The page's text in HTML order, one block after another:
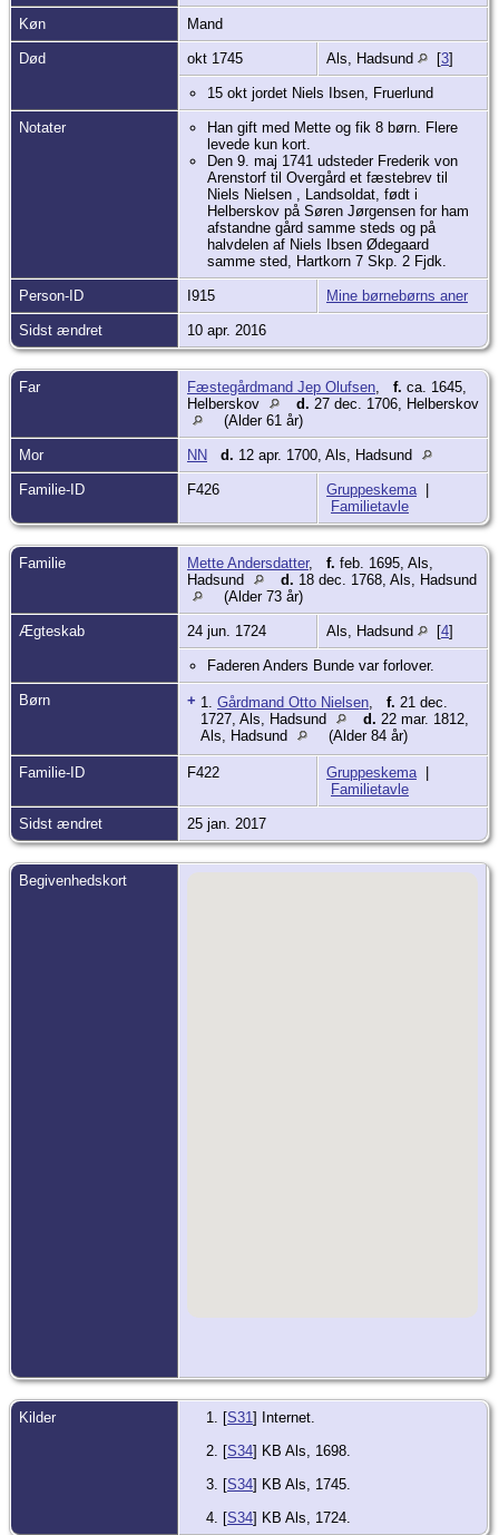
Køn Mand
Død okt 1745 Als, Hadsund [3]
15 okt jordet Niels Ibsen, Fruerlund
Notater
Han gift med Mette og fik 8 børn. Flere
levede kun kort.
Den 9. maj 1741 udsteder Frederik von
Arenstorf til Overgård et fæstebrev til
Niels Nielsen , Landsoldat, født i
Helberskov på Søren Jørgensen for ham
afstandne gård samme steds og på
halvdelen af Niels Ibsen Ødegaard
samme sted, Hartkorn 7 Skp. 2 Fjdk.
Person-ID I915 Mine børnebørns aner
Sidst ændret 10 apr. 2016
Far Fæstegårdmand Jep Olufsen, f. ca. 1645,
Helberskov
d. 27 dec. 1706, Helberskov
(Alder 61 år)
Mor NN d. 12 apr. 1700, Als, Hadsund
Familie-ID F426 Gruppeskema|
Familietavle
Familie Mette Andersdatter, f. feb. 1695, Als,
Hadsund
d. 18 dec. 1768, Als, Hadsund
(Alder 73 år)
Ægteskab 24 jun. 1724 Als, Hadsund [4]
Faderen Anders Bunde var forlover.
Børn + 1. Gårdmand Otto Nielsen, f. 21 dec.
1727, Als, Hadsund
d. 22 mar. 1812,
Als, Hadsund
(Alder 84 år)
Familie-ID F422 Gruppeskema|
Familietavle
Sidst ændret 25 jan. 2017
Begivenhedskort
Kilder [S31] Internet.
[S34] KB Als, 1698.
[S34] KB Als, 1745.
[S34] KB Als, 1724.